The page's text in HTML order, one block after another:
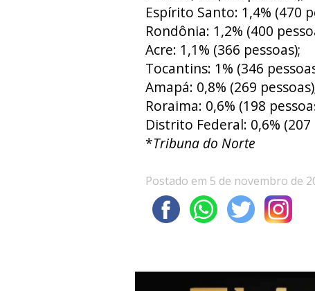
Espírito Santo: 1,4% (470
Rondônia: 1,2% (400
Acre: 1,1% (366 pessoas);
Tocantins: 1% (346
Amapá: 0,8% (269
Roraima: 0,6% (198
Distrito Federal: 0,6% (207
*Tribuna do Norte
Postado em 5 de novembro de